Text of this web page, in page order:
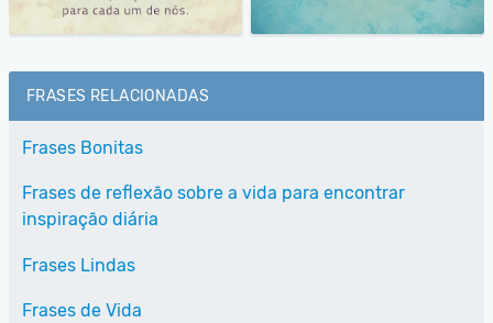
FRASES RELACIONADAS
Frases Bonitas
Frases de reflexão sobre a vida para encontrar
inspiração diária
Frases Lindas
Frases de Vida